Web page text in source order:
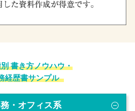
書き方ノウハウ・
経歴書サンプル
・オフィス系